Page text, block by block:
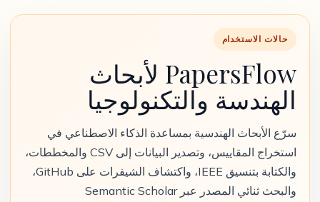
حالات الاستخدام
PapersFlow لأبحاث
الهندسة والتكنولوجيا
سرّع الأبحاث الهندسية بمساعدة الذكاء الاصطناعي في
استخراج المقاييس، وتصدير البيانات إلى CSV والمخططات،
والكتابة بتنسيق IEEE، واكتشاف الشيفرات على GitHub،
والبحث ثنائي المصدر عبر Semantic Scholar